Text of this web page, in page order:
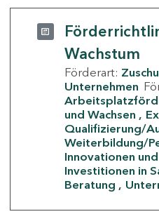
Wachstum
Förderart:
Unternehmen
und Wachsen
Qualifizierung/
Weiterbildung/
Innovationen
Investitionen in
Beratung